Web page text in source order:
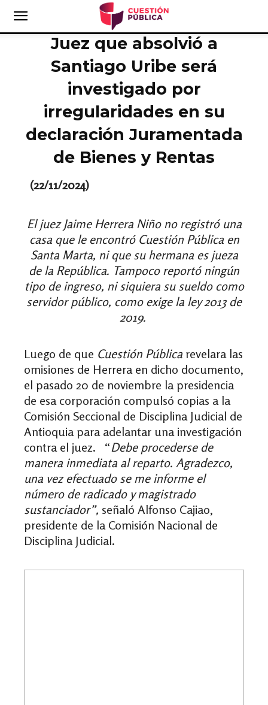
Juez que absolvió a
Santiago Uribe será
investigado por
irregularidades en su
declaración Juramentada
de Bienes y Rentas
(22/11/2024)
El juez Jaime Herrera Niño no registró una
casa que le encontró Cuestión Pública en
Santa Marta, ni que su hermana es jueza
de la República. Tampoco reportó ningún
tipo de ingreso, ni siquiera su sueldo como
servidor público, como exige la ley 2013 de
2019.
Luego de que Cuestión Pública revelara las
omisiones de Herrera en dicho documento,
el pasado 20 de noviembre la presidencia
de esa corporación compulsó copias a la
Comisión Seccional de Disciplina Judicial de
Antioquia para adelantar una investigación
contra el juez.
“Debe procederse de
manera inmediata al reparto. Agradezco,
una vez efectuado se me informe el
número de radicado y magistrado
sustanciador”, señaló Alfonso Cajiao,
presidente de la Comisión Nacional de
Disciplina Judicial.